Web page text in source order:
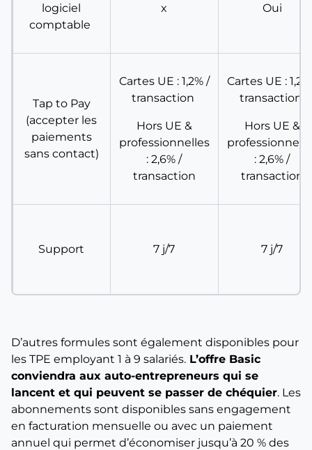
logiciel
comptable
x Oui
Tap to Pay
(accepter les
paiements
sans contact)
Cartes UE : 1,2% /
transaction
Hors UE &
professionnelles
: 2,6% /
transaction
Cartes UE :
transaction
Hors UE &
: 2,6% /
transaction
Support 7 j/7 7 j/7
D’autres formules sont également disponibles pour
les TPE employant 1 à 9 salariés. L’offre Basic
conviendra aux auto-entrepreneurs qui se
lancent et qui peuvent se passer de chéquier. Les
abonnements sont disponibles sans engagement
en facturation mensuelle ou avec un paiement
annuel qui permet d’économiser jusqu’à 20 % des